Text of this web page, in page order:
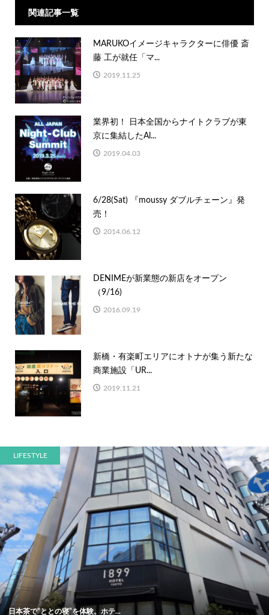
関連記事一覧
MARUKOイメージキャラクターに俳優 斎
藤 工が就任「マ...
2019.11.25
業界初！ 日本全国からナイトクラブが東
京に集結したAl...
2019.04.03
6/28(Sat) 『moussy ダブルチェーン』発
売！
2014.06.12
DENIMEが新業態の新店をオープン
（9/16)
2016.09.19
新橋・有楽町エリアにオトナが集う新たな
商業施設「UR...
2019.11.21
LIFESTYLE
日本茶で“ととの寝”を体験。ホテ...